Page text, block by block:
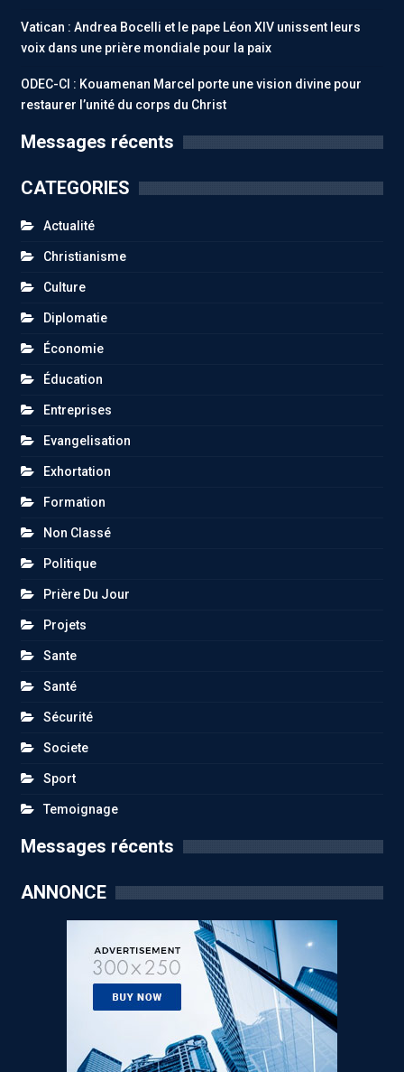
Vatican : Andrea Bocelli et le pape Léon XIV unissent leurs
voix dans une prière mondiale pour la paix
ODEC-CI : Kouamenan Marcel porte une vision divine pour
restaurer l’unité du corps du Christ
Messages récents
CATEGORIES
Actualité
Christianisme
Culture
Diplomatie
Économie
Éducation
Entreprises
Evangelisation
Exhortation
Formation
Non Classé
Politique
Prière Du Jour
Projets
Sante
Santé
Sécurité
Societe
Sport
Temoignage
Messages récents
ANNONCE